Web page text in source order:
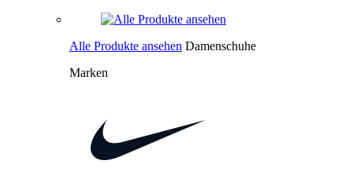
Alle Produkte ansehen Damenschuhe
Marken